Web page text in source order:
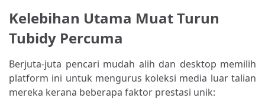
Kelebihan Utama Muat Turun
Tubidy Percuma
Berjuta-juta pencari mudah alih dan desktop memilih
platform ini untuk mengurus koleksi media luar talian
mereka kerana beberapa faktor prestasi unik: